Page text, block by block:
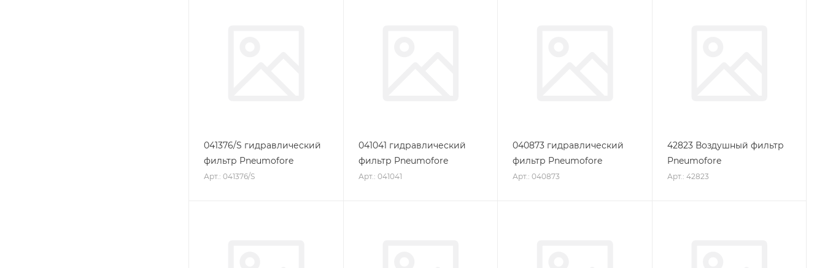
041376/S гидравлический
фильтр Pneumofore
Арт.: 041376/S
041041 гидравлический
фильтр Pneumofore
Арт.: 041041
040873 гидравлический
фильтр Pneumofore
Арт.: 040873
42823 Воздушный фильтр
Pneumofore
Арт.: 42823